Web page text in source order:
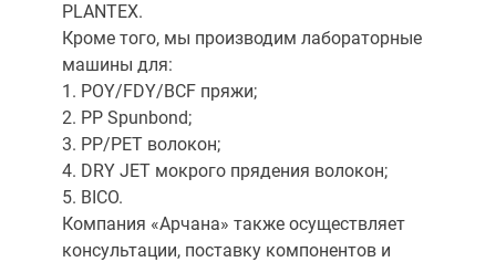
PLANTEX.
Кроме того, мы производим лабораторные
машины для:
1. POY/FDY/BCF пряжи;
2. PP Spunbond;
3. PP/PET волокон;
4. DRY JET мокрого прядения волокон;
5. BICO.
Компания «Арчана» также осуществляет
консультации, поставку компонентов и